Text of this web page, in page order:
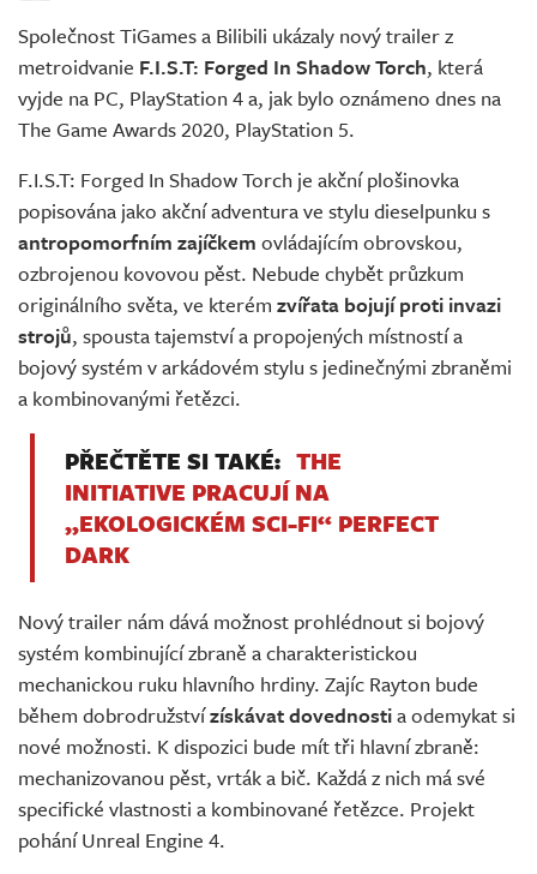
Společnost TiGames a Bilibili ukázaly nový trailer z
metroidvanie F.I.S.T: Forged In Shadow Torch, která
vyjde na PC, PlayStation 4 a, jak bylo oznámeno dnes na
The Game Awards 2020, PlayStation 5.
F.I.S.T: Forged In Shadow Torch je akční plošinovka
popisována jako akční adventura ve stylu dieselpunku s
antropomorfním zajíčkem ovládajícím obrovskou,
ozbrojenou kovovou pěst. Nebude chybět průzkum
originálního světa, ve kterém zvířata bojují proti invazi
strojů, spousta tajemství a propojených místností a
bojový systém v arkádovém stylu s jedinečnými zbraněmi
a kombinovanými řetězci.
PŘEČTĚTE SI TAKÉ: THE
INITIATIVE PRACUJÍ NA
„EKOLOGICKÉM SCI-FI“ PERFECT
DARK
Nový trailer nám dává možnost prohlédnout si bojový
systém kombinující zbraně a charakteristickou
mechanickou ruku hlavního hrdiny. Zajíc Rayton bude
během dobrodružstvízískávat dovednostia odemykat si
nové možnosti. K dispozici bude mít tři hlavní zbraně:
mechanizovanou pěst, vrták a bič. Každá z nich má své
specifické vlastnosti a kombinované řetězce. Projekt
pohání Unreal Engine 4.